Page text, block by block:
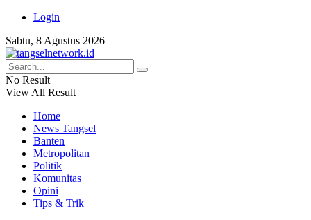
Login
Sabtu, 8 Agustus 2026
No Result
View All Result
Home
News Tangsel
Banten
Metropolitan
Politik
Komunitas
Opini
Tips & Trik